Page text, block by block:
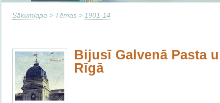
Sākumlapa > Tēmas > 1901-14
Bijusī Galvenā Pasta
Rīgā